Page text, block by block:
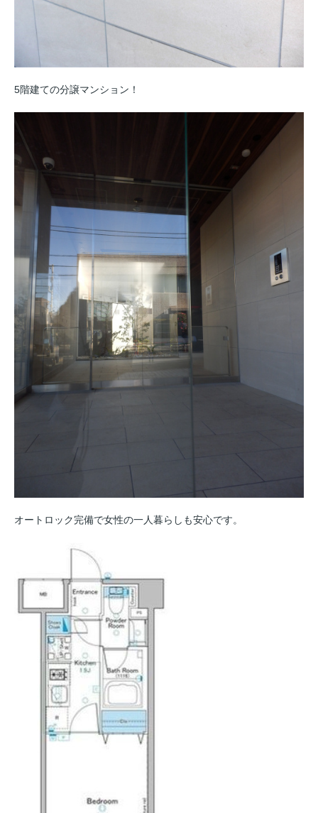
5階建ての分譲マンション！
オートロック完備で女性の一人暮らしも安心です。